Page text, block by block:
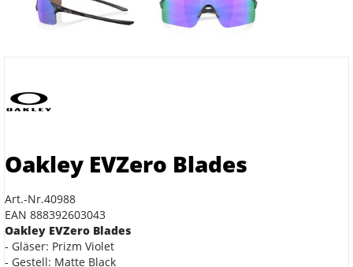
Oakley EVZero Blades
Art.-Nr.40988
EAN 888392603043
Oakley EVZero Blades
- Gläser: Prizm Violet
- Gestell: Matte Black